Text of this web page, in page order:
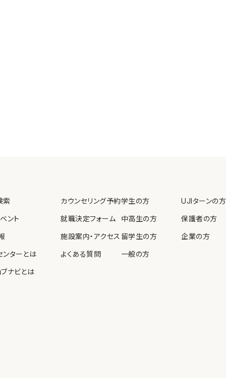
人情報保護法等の法令
索
ント
ンターとは
ナビとは
カウンセリング予約
就職決定フォーム
施設案内・アクセス
よくある質問
学生の方
中高生の方
留学生の方
一般の方
UJIターンの方
保護者の方
企業の方